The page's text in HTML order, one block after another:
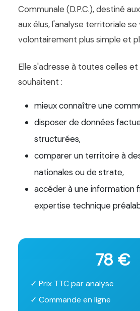
Communale (D.P.C.), destiné
aux élus, l'analyse territoriale
volontairement plus simple et
Elle s'adresse à toutes celles et
souhaitent :
mieux connaître une
disposer de données
structurées,
comparer un territoire à
nationales ou de strate,
accéder à une information
expertise technique
78 €
✓ Prix TTC par analyse
✓ Commande en ligne